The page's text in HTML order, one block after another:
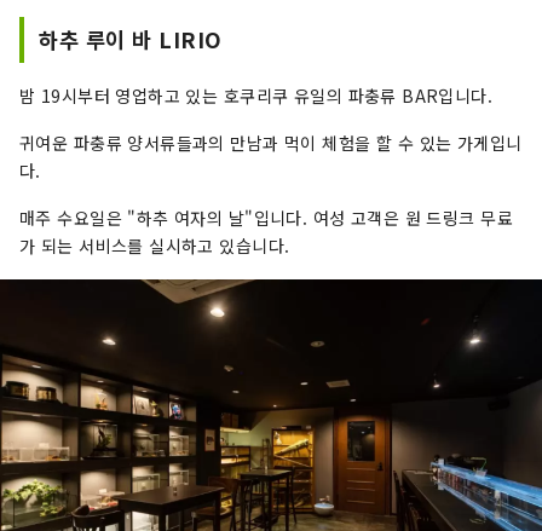
가미네에서 발하는 계류를 모아 흐르는 시내 유일
사계절의 경관은 방문할 때마다 새로운 감동을 줍
문화. 호텔 리솔 기후는 그런 사람과 물과의 관계를
떠나가는 호텔 리솔에서의 이야기를, 마음껏 즐겨
주세요.
하추 루이 바 LIRIO
밤 19시부터 영업하고 있는 호쿠리쿠 유일의 파충류 BAR입니다.
귀여운 파충류 양서류들과의 만남과 먹이 체험을 할 수 있는 가게입니
다.
매주 수요일은 "하추 여자의 날"입니다. 여성 고객은 원 드링크 무료
가 되는 서비스를 실시하고 있습니다.